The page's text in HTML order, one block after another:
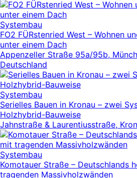
Systembau
FO2 FÜRstenried West – Wohnen
unter einem Dach
Appenzeller Straße 95a/95b,
Deutschland
Systembau
Serielles Bauen in Kronau – zwei
Holzhybrid-Bauweise
Jahnstraße & Laurentiusstraße,
Systembau
Komotauer Straße – Deutschlands
tragenden Massivholzwänden